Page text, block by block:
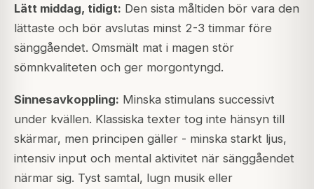
Lätt middag, tidigt: Den sista måltiden bör vara den
lättaste och bör avslutas minst 2-3 timmar före
sänggåendet. Omsmält mat i magen stör
sömnkvaliteten och ger morgontyngd.
Sinnesavkoppling: Minska stimulans successivt
under kvällen. Klassiska texter tog inte hänsyn till
skärmar, men principen gäller - minska starkt ljus,
intensiv input och mental aktivitet när sänggåendet
närmar sig. Tyst samtal, lugn musik eller